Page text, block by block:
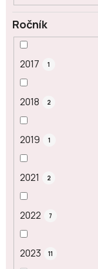
Ročník
2017 1
2018 2
2019 1
2021 2
2022 7
2023 11